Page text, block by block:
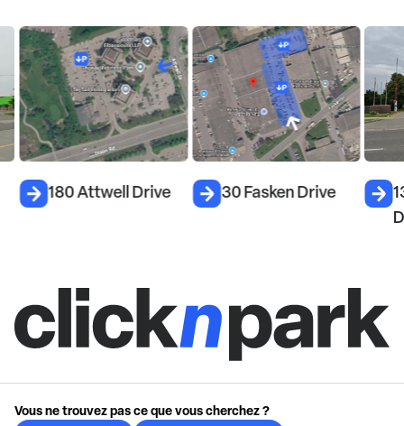
180 Attwell Drive 30 Fasken Drive
Vous ne trouvez pas ce que vous cherchez ?